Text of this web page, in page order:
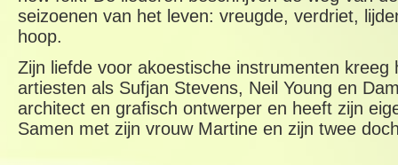
seizoenen van het leven: vreugde, verdriet,
hoop.
Zijn liefde voor akoestische instrumenten kreeg
artiesten als Sufjan Stevens, Neil Young en
architect en grafisch ontwerper en heeft zijn
Samen met zijn vrouw Martine en zijn twee